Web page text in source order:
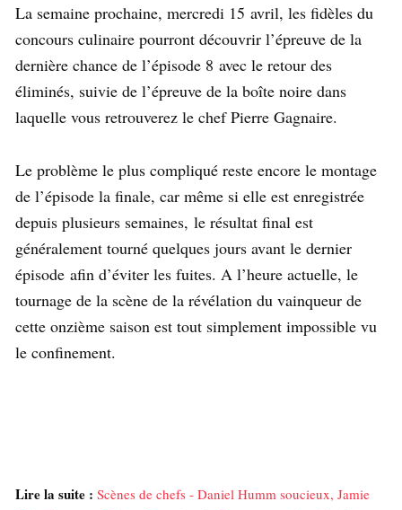
La semaine prochaine, mercredi 15 avril, les fidèles du
concours culinaire pourront découvrir l’épreuve de la
dernière chance de l’épisode 8 avec le retour des
éliminés, suivie de l’épreuve de la boîte noire dans
laquelle vous retrouverez le chef Pierre Gagnaire.
Le problème le plus compliqué reste encore le montage
de l’épisode la finale, car même si elle est enregistrée
depuis plusieurs semaines, le résultat final est
généralement tourné quelques jours avant le dernier
épisode afin d’éviter les fuites. A l’heure actuelle, le
tournage de la scène de la révélation du vainqueur de
cette onzième saison est tout simplement impossible vu
le confinement.
Lire la suite : Scènes de chefs - Daniel Humm soucieux, Jamie